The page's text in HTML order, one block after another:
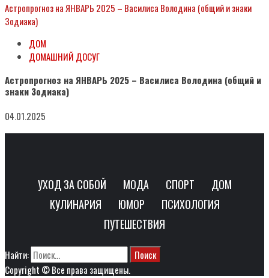
Астропрогноз на ЯНВАРЬ 2025 – Василиса Володина (общий и знаки
Зодиака)
ДОМ
ДОМАШНИЙ ДОСУГ
Астропрогноз на ЯНВАРЬ 2025 – Василиса Володина (общий и
знаки Зодиака)
04.01.2025
УХОД ЗА СОБОЙ МОДА СПОРТ
ДОМ
КУЛИНАРИЯ
ЮМОР
ПСИХОЛОГИЯ
ПУТЕШЕСТВИЯ
Найти:
Copyright © Все права защищены.